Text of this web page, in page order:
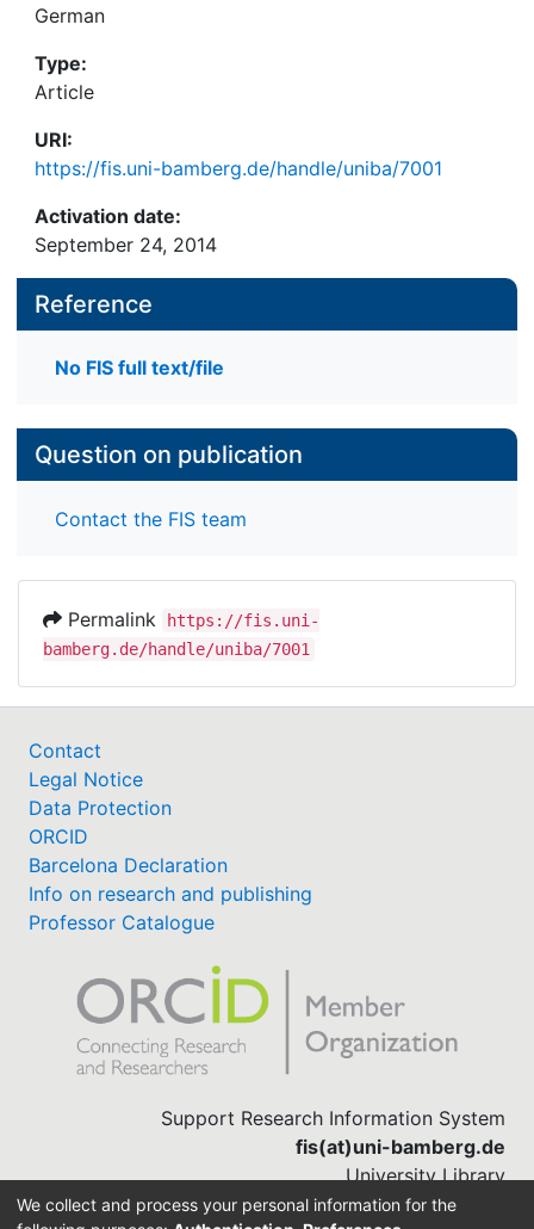
German
Type:
Article
URI:
https://fis.uni-bamberg.de/handle/uniba/7001
Activation date:
September 24, 2014
Reference
No FIS full text/file
Question on publication
Contact the FIS team
Permalink
https://fis.uni-
bamberg.de/handle/uniba/7001
Contact
Legal Notice
Data Protection
ORCID
Barcelona Declaration
Info on research and publishing
Professor Catalogue
Support Research Information System
fis(at)uni-bamberg.de
University Library
(0951) 863-1568
We collect and process your personal information for the